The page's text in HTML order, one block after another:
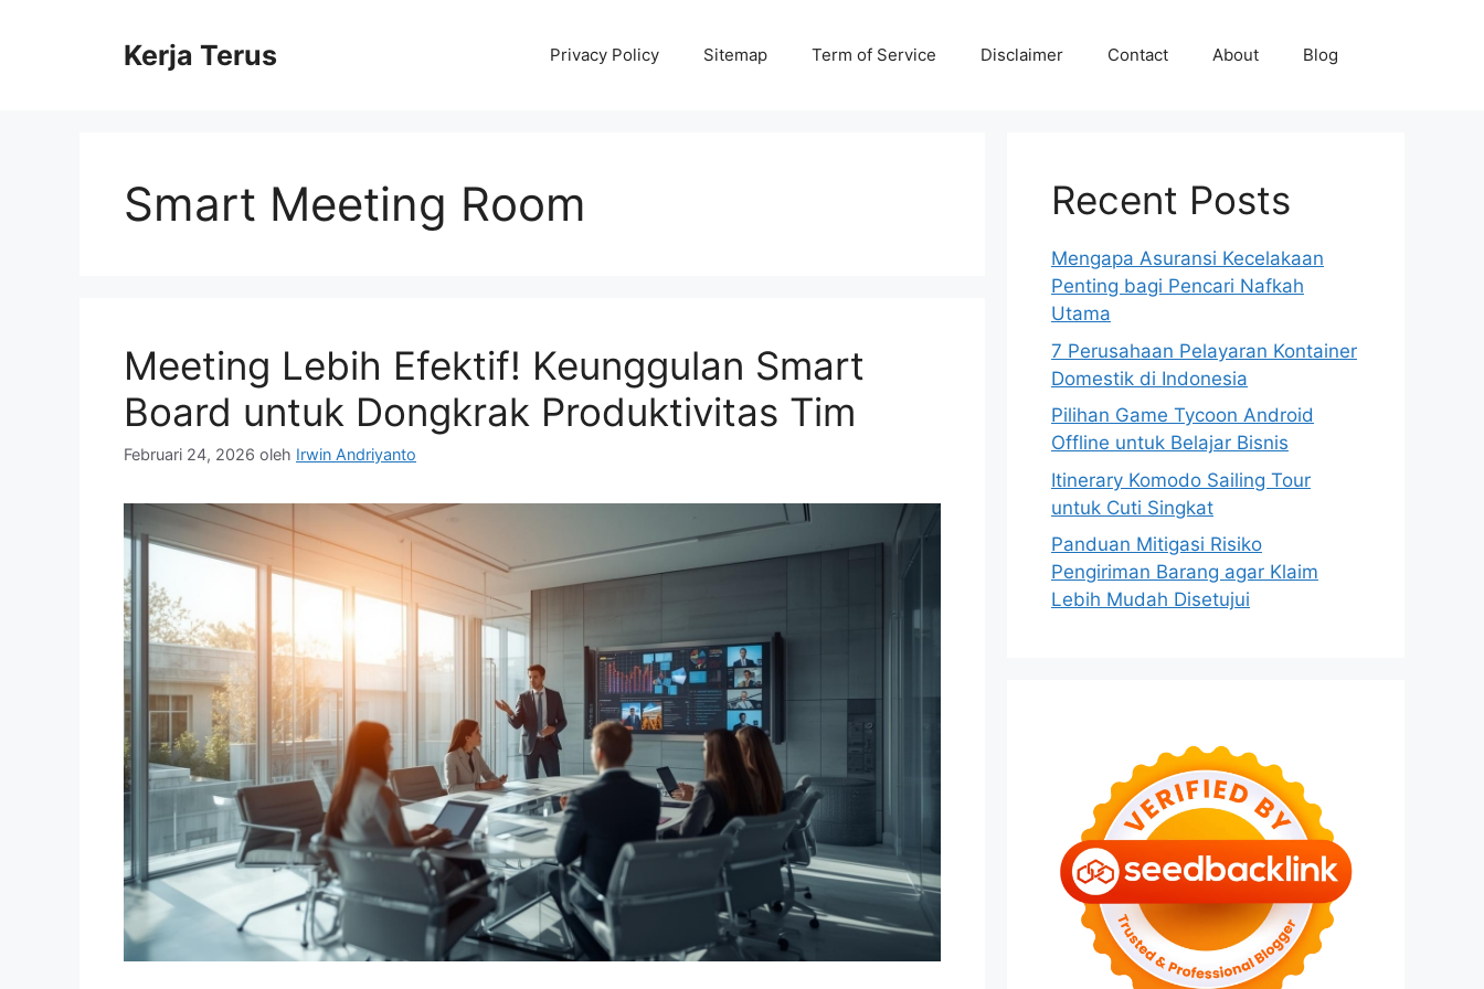
Kerja Terus Privacy Policy Sitemap Term of Service Disclaimer Contact About Blog
Smart Meeting Room
Meeting Lebih Efektif! Keunggulan Smart
Board untuk Dongkrak Produktivitas Tim
Februari 24, 2026 oleh Irwin Andriyanto
Recent Posts
Mengapa Asuransi Kecelakaan
Penting bagi Pencari Nafkah
Utama
7 Perusahaan Pelayaran Kontainer
Domestik di Indonesia
Pilihan Game Tycoon Android
Offline untuk Belajar Bisnis
Itinerary Komodo Sailing Tour
untuk Cuti Singkat
Panduan Mitigasi Risiko
Pengiriman Barang agar Klaim
Lebih Mudah Disetujui